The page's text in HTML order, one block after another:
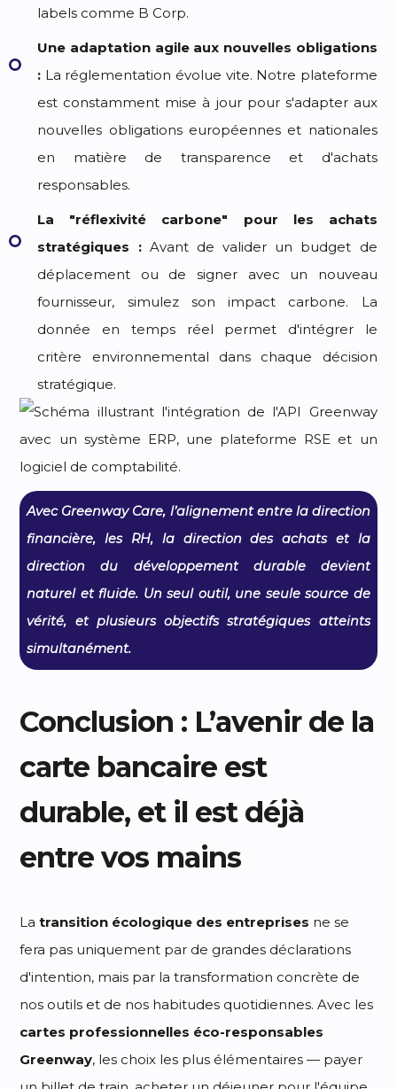
labels comme B Corp.
Une adaptation agile aux nouvelles obligations
: La réglementation évolue vite. Notre plateforme
est constamment mise à jour pour s'adapter aux
nouvelles obligations européennes et nationales
en matière de transparence et d'achats
responsables.
La "réflexivité carbone" pour les achats
stratégiques :Avant de valider un budget de
déplacement ou de signer avec un nouveau
fournisseur, simulez son impact carbone. La
donnée en temps réel permet d'intégrer le
critère environnemental dans chaque décision
stratégique.
Avec Greenway Care, l’alignement entre la direction
financière, les RH, la direction des achats et la
direction du développement durable devient
naturel et fluide. Un seul outil, une seule source de
vérité, et plusieurs objectifs stratégiques atteints
simultanément.
Conclusion : L’avenir de la
carte bancaire est
durable, et il est déjà
entre vos mains
Latransition écologique des entreprises ne se
fera pas uniquement par de grandes déclarations
d'intention, mais par la transformation concrète de
nos outils et de nos habitudes quotidiennes. Avec les
cartes professionnelles éco-responsables
Greenway, les choix les plus élémentaires — payer